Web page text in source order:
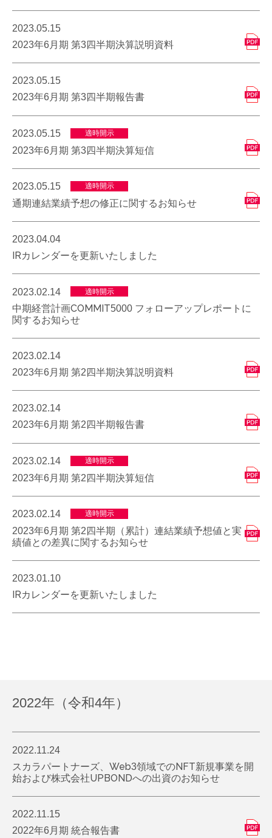
2023.05.15
2023年6月期 第3四半期決算説明資料
2023.05.15
2023年6月期 第3四半期報告書
2023.05.15 適時開示
2023年6月期 第3四半期決算短信
2023.05.15 適時開示
通期連結業績予想の修正に関するお知らせ
2023.04.04
IRカレンダーを更新いたしました
2023.02.14 適時開示
中期経営計画COMMIT5000 フォローアップレポートに
関するお知らせ
2023.02.14
2023年6月期 第2四半期決算説明資料
2023.02.14
2023年6月期 第2四半期報告書
2023.02.14 適時開示
2023年6月期 第2四半期決算短信
2023.02.14 適時開示
2023年6月期 第2四半期（累計）連結業績予想値と実
績値との差異に関するお知らせ
2023.01.10
IRカレンダーを更新いたしました
2022年（令和4年）
2022.11.24
スカラパートナーズ、Web3領域でのNFT新規事業を開
始および株式会社UPBONDへの出資のお知らせ
2022.11.15
2022年6月期 統合報告書